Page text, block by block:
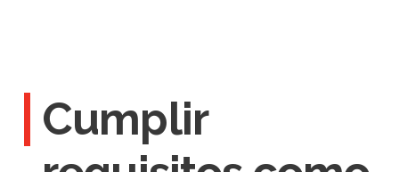
Cumplir